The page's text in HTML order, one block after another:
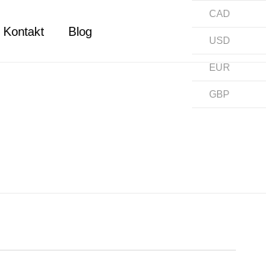
Kontakt Blog
CAD
USD
EUR
GBP